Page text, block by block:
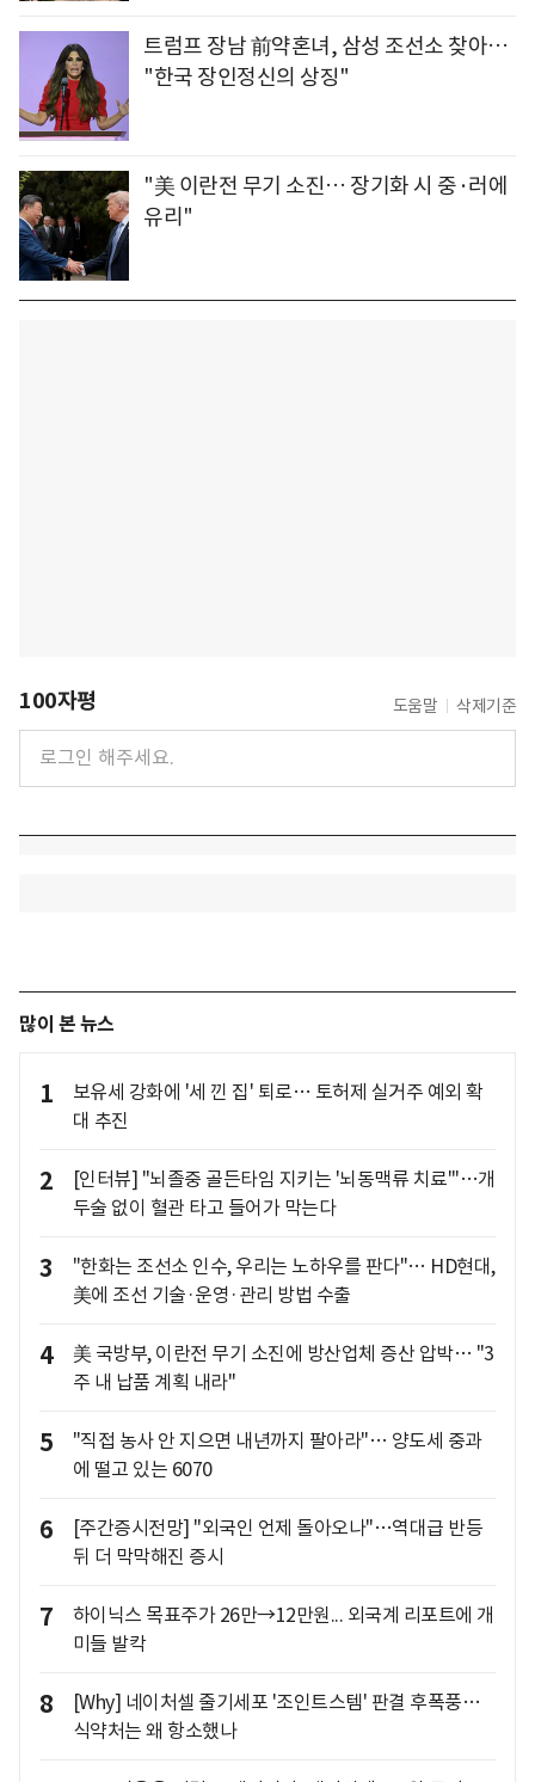
트럼프 장남 前약혼녀, 삼성 조선소 찾아…
"한국 장인정신의 상징"
"美 이란전 무기 소진… 장기화 시 중·러에
유리"
100자평 도움말 삭제기준
많이 본 뉴스
1
보유세 강화에 '세 낀 집' 퇴로… 토허제 실거주 예외 확
대 추진
2
[인터뷰] "뇌졸중 골든타임 지키는 '뇌동맥류 치료'"…개
두술 없이 혈관 타고 들어가 막는다
3
"한화는 조선소 인수, 우리는 노하우를 판다"… HD현대,
美에 조선 기술·운영·관리 방법 수출
4
美 국방부, 이란전 무기 소진에 방산업체 증산 압박… "3
주 내 납품 계획 내라"
5
"직접 농사 안 지으면 내년까지 팔아라"… 양도세 중과
에 떨고 있는 6070
6
[주간증시전망] "외국인 언제 돌아오나"…역대급 반등
뒤 더 막막해진 증시
7
하이닉스 목표주가 26만→12만원... 외국계 리포트에 개
미들 발칵
8
[Why] 네이처셀 줄기세포 '조인트스템' 판결 후폭풍…
식약처는 왜 항소했나